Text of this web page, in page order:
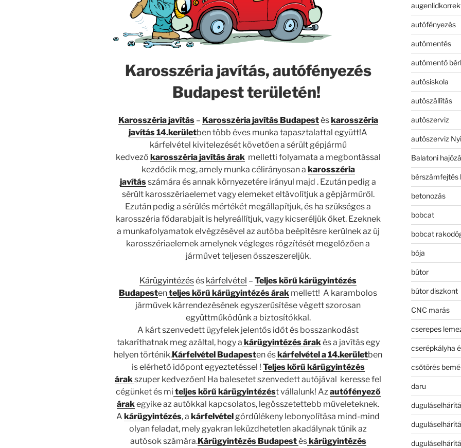
Karosszéria javítás, autófényezés
Budapest területén!
Karosszéria javítás– Karosszéria javítás Budapestés karosszéria
javítás 14.kerületben több éves munka tapasztalattal együtt!A
kárfelvétel kivitelezését követően a sérült gépjármű
kedvező karosszéria javítás árakmelletti folyamata a megbontással
kezdődik meg, amely munka célirányosan a karosszéria
javításszámára és annak környezetére irányul majd . Ezután pedig a
sérült karosszériaelemet vagy elemeket eltávolítjuk a gépjárműről.
Ezután pedig a sérülés mértékét megállapítjuk, és ha szükséges a
karosszéria fődarabjait is helyreállítjuk, vagy kicseréljük őket. Ezeknek
a munkafolyamatok elvégzésével az autóba beépítésre kerülnek az új
karosszériaelemek amelynek végleges rögzítését megelőzően a
járművet teljesen összeszereljük.
Kárügyintézésés kárfelvétel –Teljes körű kárügyintézés
Budapestenteljes körű kárügyintézés árak mellett! A karambolos
járművek kárrendezésének egyszerűsítése végett szorosan
együttműködünk a biztosítókkal.
A kárt szenvedett ügyfelek jelentős időt és bosszankodást
takaríthatnak meg azáltal, hogy a kárügyintézés árakés a javítás egy
helyen történik.Kárfelvétel Budapesten és kárfelvétel a 14.kerületben
is elérhető időpont egyeztetéssel ! Teljes körű kárügyintézés
árakszuper kedvezően! Ha balesetet szenvedett autójával keresse fel
cégünket és mi teljes körű kárügyintézést vállalunk! Azautófényező
árakegyike az autókkal kapcsolatos, legösszetettebb műveleteknek.
A kárügyintézés, a kárfelvétel gördülékeny lebonyolítása mind-mind
olyan feladat, mely gyakran leküzdhetetlen akadálynak tűnik az
autósok számára.Kárügyintézés Budapestéskárügyintézés
autófényezés
autómentés
autómentő
autósiskola
autószállítás
autószerviz
autószerviz
Balatoni
bérszámfejtés
betonozás
bobcat
bobcat
bója
bútor
bútor diszkont
CNC marás
cserepes
cserépkályha
csőtörés
daru